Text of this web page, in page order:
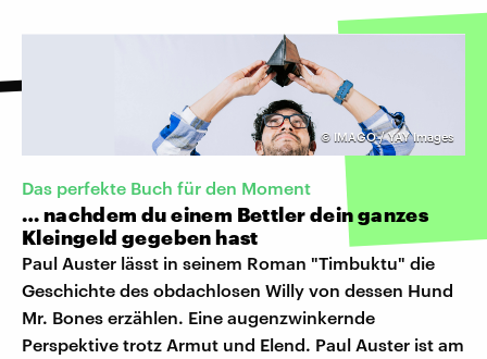
© IMAGO / YAY Images
Das perfekte Buch für den Moment
… nachdem du einem Bettler dein ganzes
Kleingeld gegeben hast
Paul Auster lässt in seinem Roman "Timbuktu" die
Geschichte des obdachlosen Willy von dessen Hund
Mr. Bones erzählen. Eine augenzwinkernde
Perspektive trotz Armut und Elend. Paul Auster ist am